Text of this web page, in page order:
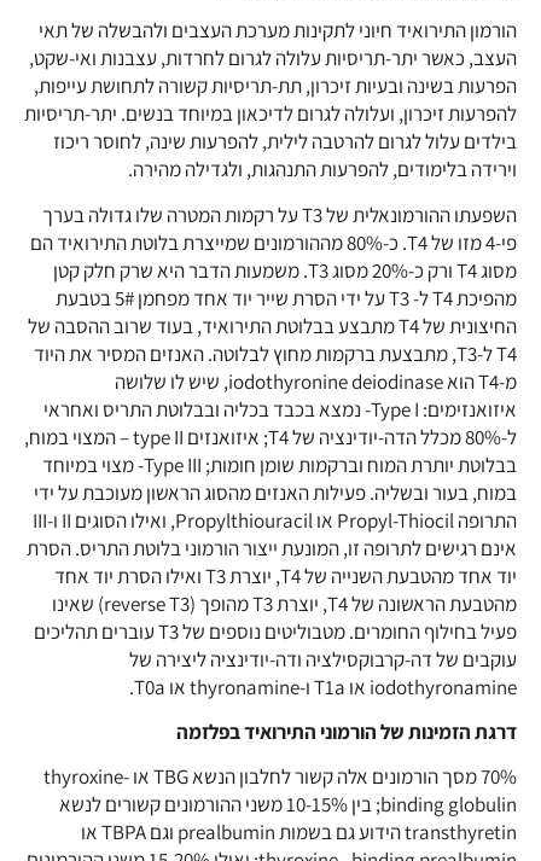
הורמון התירואיד חיוני לתקינות מערכת העצבים ולהבשלה של תאי
העצב, כאשר יתר-תריסיות עלולה לגרום לחרדות, עצבנות ואי-שקט,
הפרעות בשינה ובעיות זיכרון, תת-תריסיות קשורה לתחושת עייפות,
להפרעות זיכרון, ועלולה לגרום לדיכאון במיוחד בנשים. יתר-תריסיות
בילדים עלול לגרום להרטבה לילית, להפרעות שינה, לחוסר ריכוז
וירידה בלימודים, להפרעות התנהגות, ולגדילה מהירה.
השפעתו ההורמונאלית של T3 על רקמות המטרה שלו גדולה בערך
פי-4 מזו של T4. כ-80% מההורמונים שמייצרת בלוטת התירואיד הם
מסוג T4 ורק כ-20% מסוג T3. משמעות הדבר היא שרק חלק קטן
מהפיכת T4 ל- T3 על ידי הסרת שייר יוד אחד מפחמן 5# בטבעת
החיצונית של T4 מתבצע בבלוטת התירואיד, בעוד שרוב ההסבה של
T4 ל-T3, מתבצעת ברקמות מחוץ לבלוטה. האנזים המסיר את היוד
מ-T4 הוא iodothyronine deiodinase, שיש לו שלושה
איזואנזימים: Type I- נמצא בכבד בכליה ובבלוטת התריס ואחראי
ל-80% מכלל הדה-יודינציה של T4; איזואנזים type II – המצוי במוח,
בבלוטת יותרת המוח וברקמות שומן חומות; Type III- מצוי במיוחד
במוח, בעור ובשליה. פעילות האנזים מהסוג הראשון מעוכבת על ידי
התרופה Propyl-Thiocil ‏או Propylthiouracil, ואילו הסוגים II ו-III
אינם רגישים לתרופה זו, המונעת ייצור הורמוני בלוטת התריס. הסרת
יוד אחד מהטבעת השנייה של T4, יוצרת T3 ואילו הסרת יוד אחד
מהטבעת הראשונה של T4, יוצרת T3 מהופך (reverse T3) שאינו
פעיל בחילוף החומרים. מטבוליטים נוספים של T3 עוברים תהליכים
עוקבים של דה-קרבוקסילציה ודה-יודינציה ליצירה של
iodothyronamine או T1a ו-thyronamine או T0a.
דרגת הזמינות של הורמוני התירואיד בפלזמה
70% מסך הורמונים אלה קשור לחלבון הנשא TBG או thyroxine-
binding globulin; בין 10-15% משני ההורמונים קשורים לנשא
transthyretin הידוע גם בשמות prealbumin וגם TBPA או